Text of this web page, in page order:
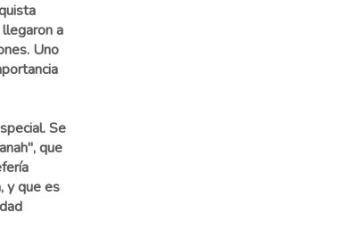
a
Uno
Se
que
y que es